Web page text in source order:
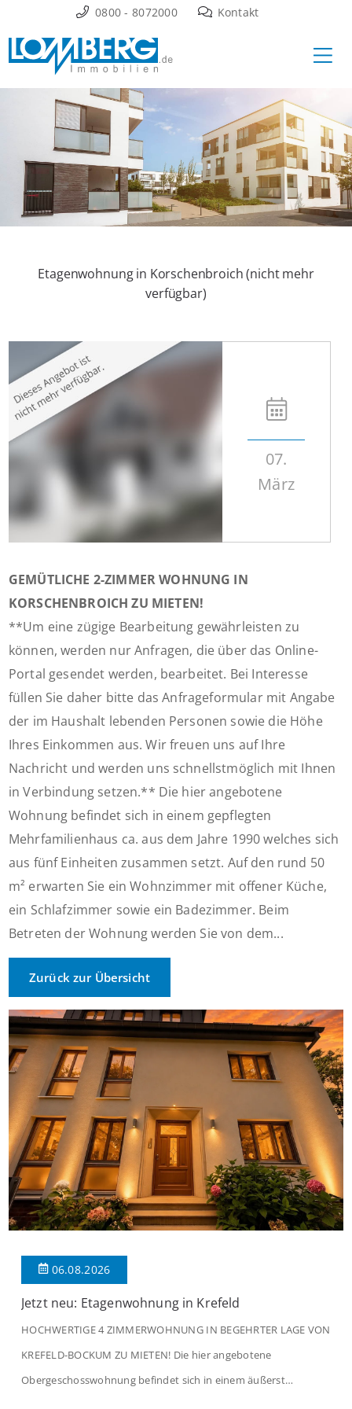
Inhalt
springen
0800 - 8072000 Kontakt
Etagenwohnung in Korschenbroich (nicht mehr
verfügbar)
07.
März
GEMÜTLICHE 2-ZIMMER WOHNUNG IN
KORSCHENBROICH ZU MIETEN!
**Um eine zügige Bearbeitung gewährleisten zu
können, werden nur Anfragen, die über das Online-
Portal gesendet werden, bearbeitet. Bei Interesse
füllen Sie daher bitte das Anfrageformular mit Angabe
der im Haushalt lebenden Personen sowie die Höhe
Ihres Einkommen aus. Wir freuen uns auf Ihre
Nachricht und werden uns schnellstmöglich mit Ihnen
in Verbindung setzen.** Die hier angebotene
Wohnung befindet sich in einem gepflegten
Mehrfamilienhaus ca. aus dem Jahre 1990 welches sich
aus fünf Einheiten zusammen setzt. Auf den rund 50
m² erwarten Sie ein Wohnzimmer mit offener Küche,
ein Schlafzimmer sowie ein Badezimmer. Beim
Betreten der Wohnung werden Sie von dem...
Zurück zur Übersicht
06.08.2026
Jetzt neu: Etagenwohnung in Krefeld
HOCHWERTIGE 4 ZIMMERWOHNUNG IN BEGEHRTER LAGE VON
KREFELD-BOCKUM ZU MIETEN! Die hier angebotene
Obergeschosswohnung befindet sich in einem äußerst